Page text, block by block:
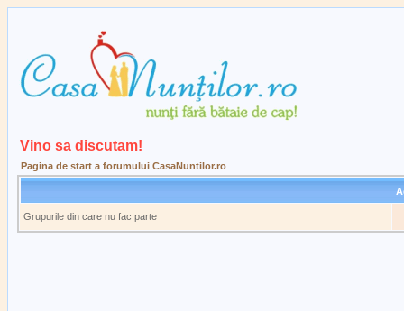
Vino sa discutam!
Pagina de start a forumului CasaNuntilor.ro
Grupurile din care nu fac parte